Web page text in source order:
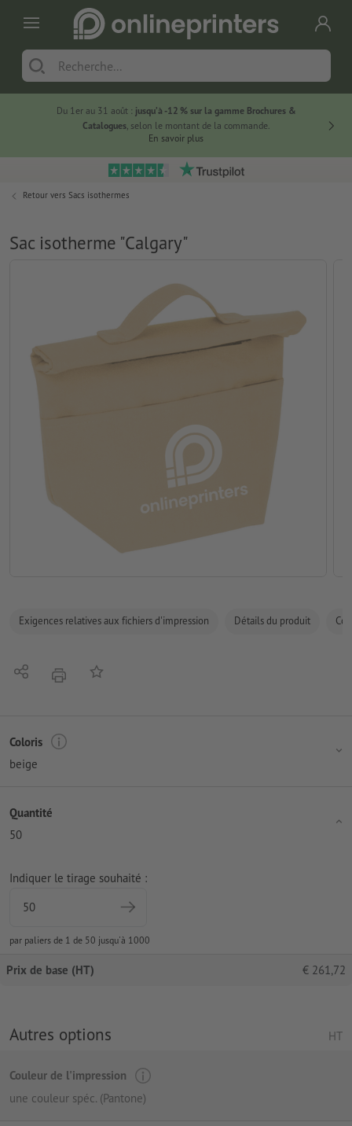
Du 1er au 31 août : jusqu’à -12 % sur la gamme Brochures &
Catalogues, selon le montant de la commande.
En savoir plus
Retour vers Sacs isothermes
Sac isotherme "Calgary"
Exigences relatives aux fichiers d'impression Détails du produit
PartagerimprimerAjouter à liste d'article
Coloris
beige
Quantité
50
Indiquer le tirage souhaité :
par paliers de 1 de 50 jusqu'à 1000
Prix de base (HT) € 261,72
Autres options HT
Couleur de l'impression
une couleur spéc. (Pantone)